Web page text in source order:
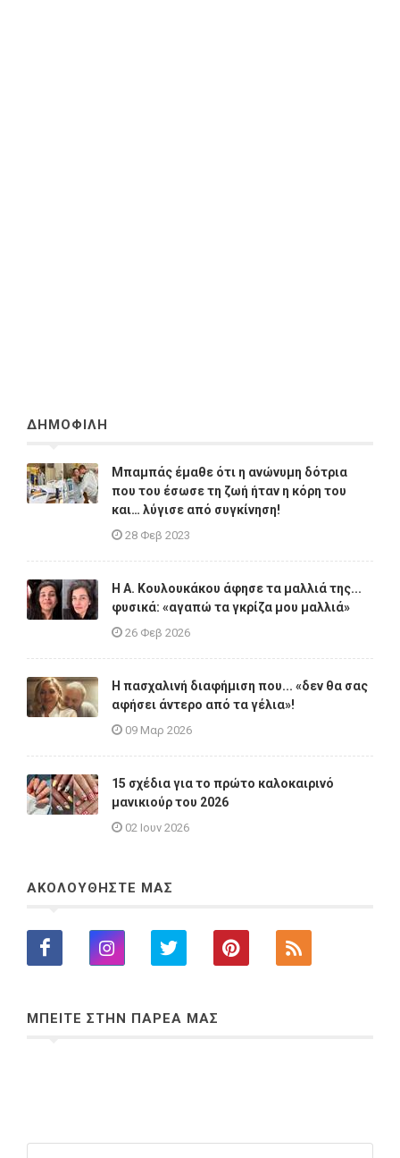
ΔΗΜΟΦΙΛΗ
Μπαμπάς έμαθε ότι η ανώνυμη δότρια
που του έσωσε τη ζωή ήταν η κόρη του
και… λύγισε από συγκίνηση!
28 Φεβ 2023
Η A. Κουλουκάκου άφησε τα μαλλιά της...
φυσικά: «αγαπώ τα γκρίζα μου μαλλιά»
26 Φεβ 2026
Η πασχαλινή διαφήμιση που... «δεν θα σας
αφήσει άντερο από τα γέλια»!
09 Μαρ 2026
15 σχέδια για το πρώτο καλοκαιρινό
μανικιούρ του 2026
02 Ιουν 2026
ΑΚΟΛΟΥΘΗΣΤΕ ΜΑΣ
ΜΠΕΙΤΕ ΣΤΗΝ ΠΑΡΕΑ ΜΑΣ